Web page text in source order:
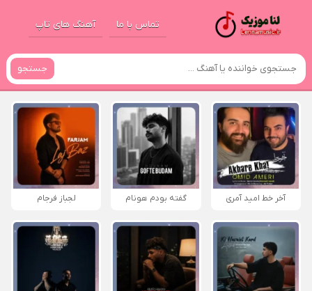
تماس با ما آهنگ های تاپ
جستجو
آخر خط امید آمری گفته بودم هونام لجباز فرجام